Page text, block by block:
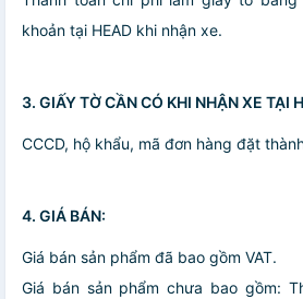
khoản tại HEAD khi nhận xe.
3. GIẤY TỜ CẦN CÓ KHI NHẬN XE TẠI
CCCD, hộ khẩu, mã đơn hàng đặt
4. GIÁ BÁN:
Giá bán sản phẩm đã bao gồm VAT.
Giá bán sản phẩm chưa bao gồm: